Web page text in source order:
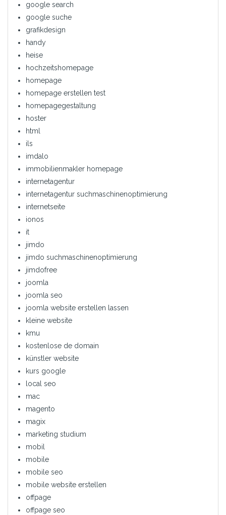
google search
google suche
grafikdesign
handy
heise
hochzeitshomepage
homepage
homepage erstellen test
homepagegestaltung
hoster
html
ils
imdalo
immobilienmakler homepage
internetagentur
internetagentur suchmaschinenoptimierung
internetseite
ionos
it
jimdo
jimdo suchmaschinenoptimierung
jimdofree
joomla
joomla seo
joomla website erstellen lassen
kleine website
kmu
kostenlose de domain
künstler website
kurs google
local seo
mac
magento
magix
marketing studium
mobil
mobile
mobile seo
mobile website erstellen
offpage
offpage seo